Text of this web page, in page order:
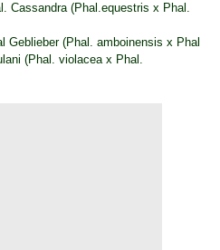
Cassandra (Phal.equestris x Phal.
Geblieber (Phal. amboinensis x Phal
(Phal. violacea x Phal.